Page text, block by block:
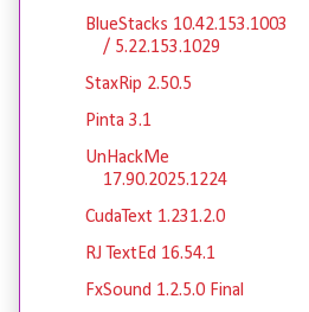
BlueStacks 10.42.153.1003
/ 5.22.153.1029
StaxRip 2.50.5
Pinta 3.1
UnHackMe
17.90.2025.1224
CudaText 1.231.2.0
RJ TextEd 16.54.1
FxSound 1.2.5.0 Final